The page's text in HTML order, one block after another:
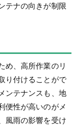
テナの向きが制限
め、高所作業のリ
り付けることがで
ンテナンスも、地
便性が高いのがメ
風雨の影響を受け